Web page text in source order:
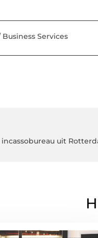
Business Services
uit